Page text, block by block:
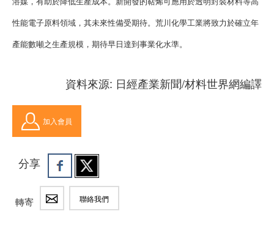
性能電子原料領域，其未來性備受期待。 荒川化學工業將致力於確立年
產能數噸之生產規模，期待早日達到事業化水準。
資料來源: 日經產業新聞/材料世界網編譯
加入會員
分享
轉寄 聯絡我們